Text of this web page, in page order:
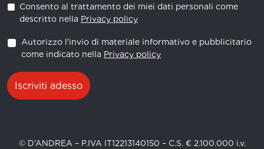
Consento al trattamento dei miei dati personali come
descritto nella Privacy policy
Autorizzo l'invio di materiale informativo e pubblicitario
come indicato nella Privacy policy
Iscriviti adesso
© D’ANDREA – P.IVA IT12213140150 – C.S. € 2.100.000 i.v.